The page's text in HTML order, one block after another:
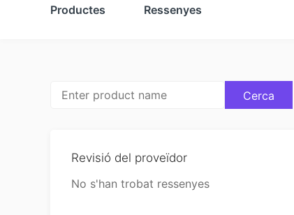
Productes Ressenyes
Revisió del proveïdor
No s'han trobat ressenyes